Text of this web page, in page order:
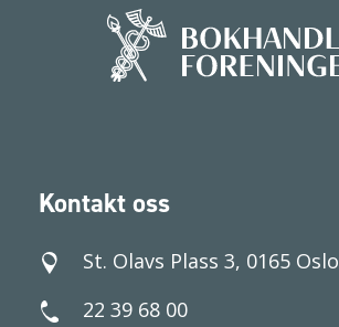
Kontakt oss
St. Olavs Plass 3, 0165 Oslo
22 39 68 00